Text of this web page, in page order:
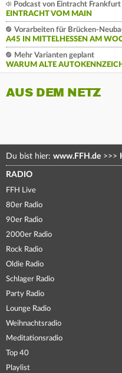
Podcast von Eintracht Frankfurt
EINTRACHT VOM MAIN
Vorarbeiten für Brücken-
A45 IN MITTELHESSEN AM
Mehr Varianten geplant
WARUM ALTE
AUS DEM NETZ
Du bist hier: www.FFH.de >>>
RADIO
FFH Live
80er Radio
90er Radio
2000er Radio
Rock Radio
Oldie Radio
Schlager Radio
Party Radio
Lounge Radio
Weihnachtsradio
Meditationsradio
Top 40
Playlist